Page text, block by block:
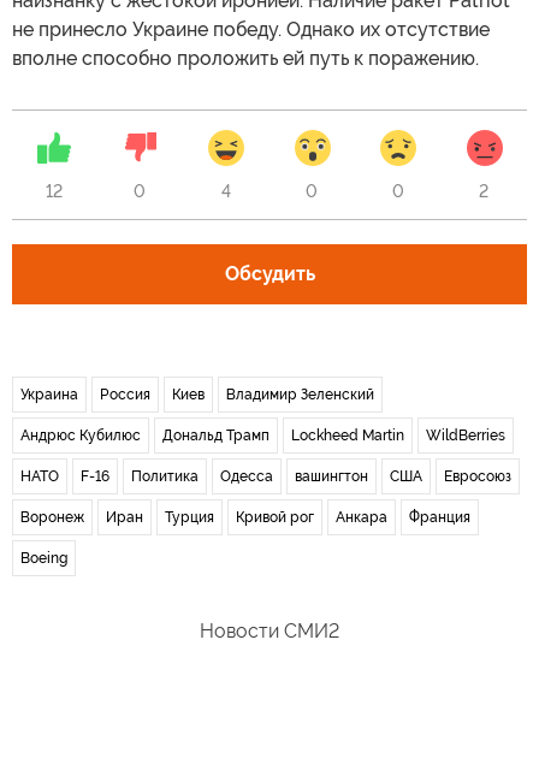
не принесло Украине победу. Однако их отсутствие
вполне способно проложить ей путь к поражению.
12 0 4 0 0 2
Обсудить
Украина Россия Киев Владимир Зеленский
Андрюс Кубилюс Дональд Трамп Lockheed Martin WildBerries
НАТО F-16 Политика Одесса вашингтон США Евросоюз
Воронеж Иран Турция Кривой рог Анкара Франция
Boeing
Новости СМИ2